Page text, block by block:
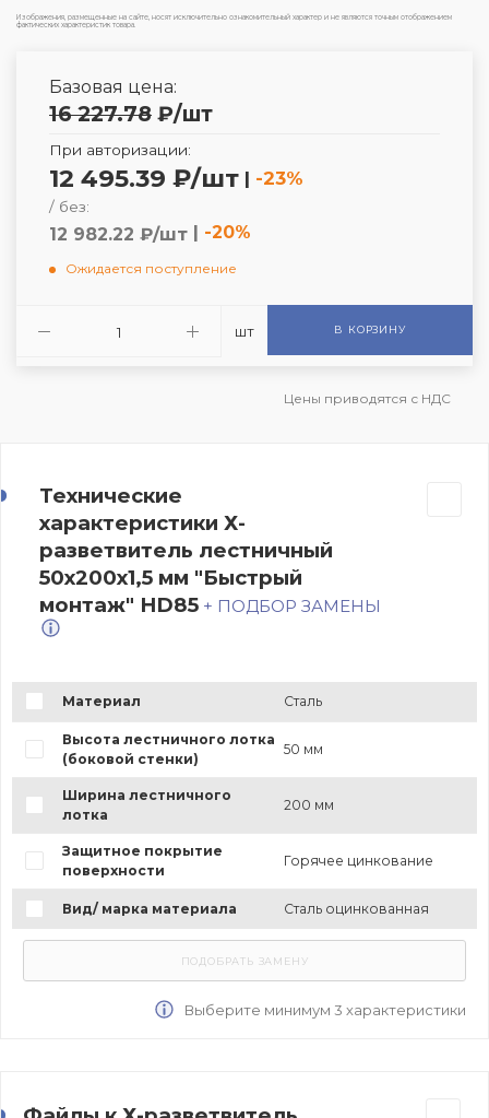
Изображения, размещенные на сайте, носят исключительно ознакомительный характер и не являются точным отображением
фактических характеристик товара.
Базовая цена:
16 227.78 ₽/шт
При авторизации:
12 495.39 ₽/шт | -23%
/ без:
12 982.22 ₽/шт | -20%
Ожидается поступление
шт В КОРЗИНУ
Цены приводятся с НДС
Технические
характеристики Х-
разветвитель лестничный
50х200х1,5 мм "Быстрый
монтаж" HD85 + ПОДБОР ЗАМЕНЫ
Материал Сталь
Высота лестничного лотка
(боковой стенки)
50 мм
Ширина лестничного
лотка
200 мм
Защитное покрытие
поверхности
Горячее цинкование
Вид/ марка материала Сталь оцинкованная
Выберите минимум 3 характеристики